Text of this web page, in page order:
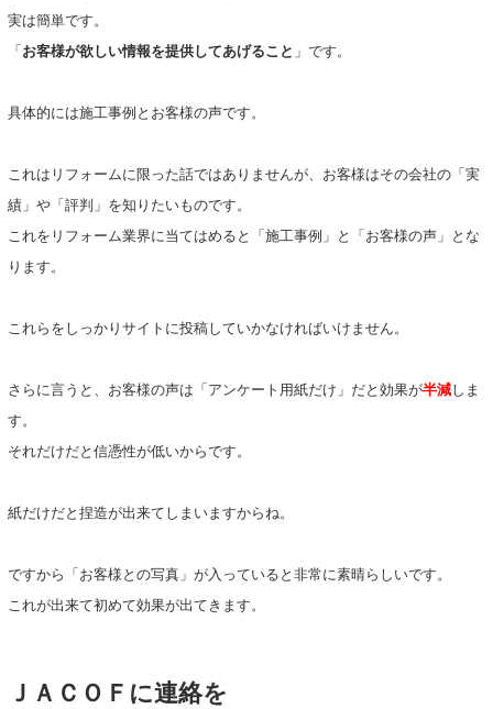
実は簡単です。
「 お客様が欲しい情報を提供してあげること 」です。
具体的には施工事例とお客様の声です。
これはリフォームに限った話ではありませんが、お客様はその会社の「実
績」や「評判」を知りたいものです。
これをリフォーム業界に当てはめると「施工事例」と「お客様の声」とな
ります。
これらをしっかりサイトに投稿していかなければいけません。
さらに言うと、お客様の声は「アンケート用紙だけ」だと効果が半減しま
す。
それだけだと信憑性が低いからです。
紙だけだと捏造が出来てしまいますからね。
ですから「お客様との写真」が入っていると非常に素晴らしいです。
これが出来て初めて効果が出てきます。
ＪＡＣＯＦに連絡を